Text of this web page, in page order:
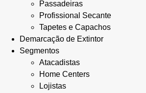
Passadeiras
Profissional Secante
Tapetes e Capachos
Demarcação de Extintor
Segmentos
Atacadistas
Home Centers
Lojistas